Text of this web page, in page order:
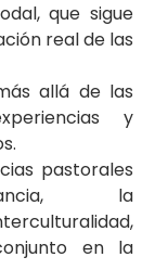
que sigue
real de las
allá de las
y
pastorales
la
en la